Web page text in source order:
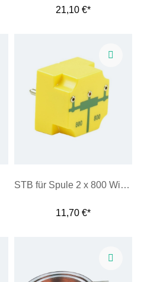
21,10 €*
STB für Spule 2 x 800 Windungen
11,70 €*